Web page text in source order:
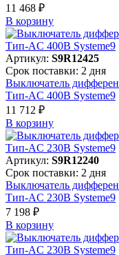
11 468 ₽
В корзинy
Артикул: S9R12425
Срок поставки: 2 дня
Выключатель
Тип-AC 400В Systeme9
11 712 ₽
В корзинy
Артикул: S9R12240
Срок поставки: 2 дня
Выключатель
Тип-AC 230В Systeme9
7 198 ₽
В корзинy